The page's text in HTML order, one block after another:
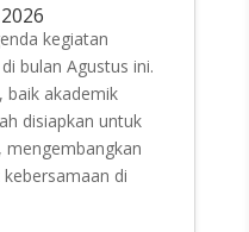
kegiatan
bulan Agustus ini.
baik akademik
disiapkan untuk
di